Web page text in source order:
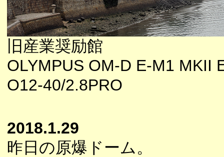
旧産業奨励館
OLYMPUS OM-D E-M1 MKII
O12-40/2.8PRO
2018.1.29
昨日の原爆ドーム。